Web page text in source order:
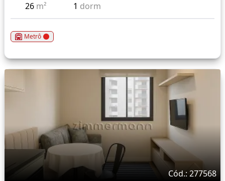
26 m² 1 dorm
Metrô
Cód.: 277568